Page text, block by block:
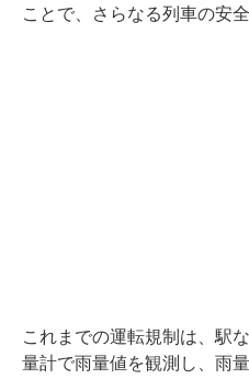
ことで、さらなる列車の安
これまでの運転規制は、駅
量計で雨量値を観測し、雨